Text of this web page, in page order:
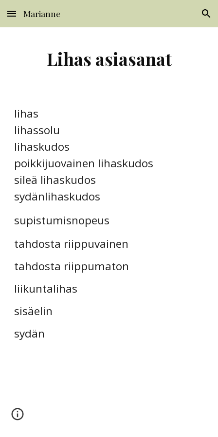
Skip to main content Skip to navigation
Marianne
Lihas asiasanat
lihas
lihassolu
lihaskudos
poikkijuovainen lihaskudos
sileä lihaskudos
sydänlihaskudos
supistumisnopeus
tahdosta riippuvainen
tahdosta riippumaton
liikuntalihas
sisäelin
sydän